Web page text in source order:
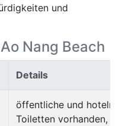
und
Nang Beach
Details
öffentliche und
Toiletten vorhanden,